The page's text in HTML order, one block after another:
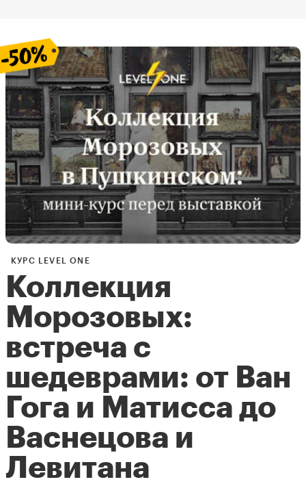
КУРС LEVEL ONE
Коллекция
Морозовых:
встреча с
шедеврами: от ​​Ван
Гога и Матисса до
Васнецова и
Левитана